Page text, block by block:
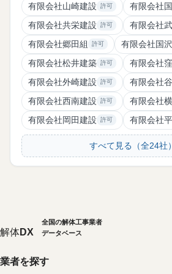
有限会社山崎建設 許可 有限会社
有限会社共栄建設 許可 有限会社
有限会社郷田組 許可 有限会社国
有限会社松井建築 許可 有限会社
有限会社外崎建設 許可 有限会社
有限会社西南建設 許可 有限会社
有限会社岡田建設 許可 有限会社
すべて見る（全24社
解体DX
全国の解体工事業者
データベース
業者を探す